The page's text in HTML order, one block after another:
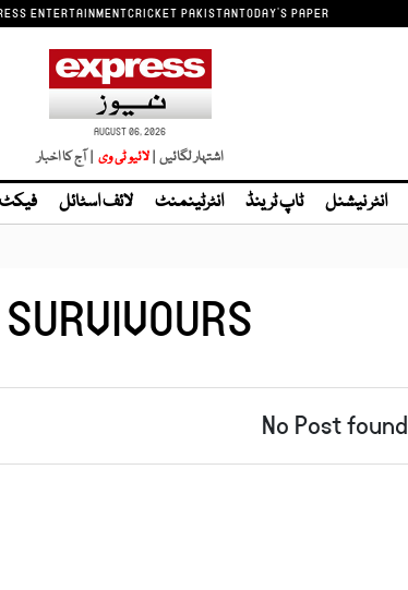
ENTERTAINMENTCRICKET PAKISTANTODAY'S PAPER
AUGUST 06, 2026
اشتہار لگائیں | | آج کا اخبار
انٹر نیشنل ٹاپ ٹرینڈ انٹرٹینمنٹ لائف اسٹائل
SURVIVOURS
No Post found